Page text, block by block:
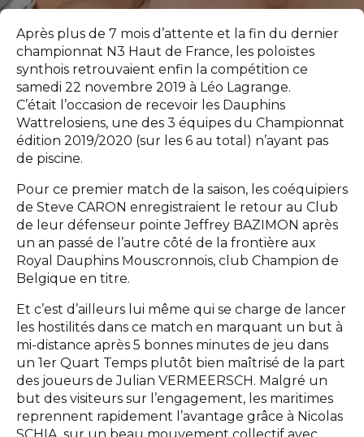
Après plus de 7 mois d’attente et la fin du dernier
championnat N3 Haut de France, les poloïstes
synthois retrouvaient enfin la compétition ce
samedi 22 novembre 2019 à Léo Lagrange.
C’était l’occasion de recevoir les Dauphins
Wattrelosiens, une des 3 équipes du Championnat
édition 2019/2020 (sur les 6 au total) n’ayant pas
de piscine.
Pour ce premier match de la saison, les coéquipiers
de Steve CARON enregistraient le retour au Club
de leur défenseur pointe Jeffrey BAZIMON après
un an passé de l’autre côté de la frontière aux
Royal Dauphins Mouscronnois, club Champion de
Belgique en titre.
Et c’est d’ailleurs lui même qui se charge de lancer
les hostilités dans ce match en marquant un but à
mi-distance après 5 bonnes minutes de jeu dans
un 1er Quart Temps plutôt bien maîtrisé de la part
des joueurs de Julian VERMEERSCH. Malgré un
but des visiteurs sur l’engagement, les maritimes
reprennent rapidement l’avantage grâce à Nicolas
SCHIA, sur un beau mouvement collectif avec